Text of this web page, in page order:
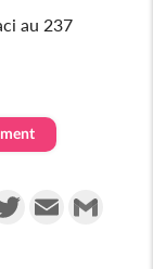
au 237
TwitterEmail